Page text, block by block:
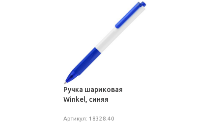
Ручка шариковая
Winkel, синяя
Артикул: 18328.40